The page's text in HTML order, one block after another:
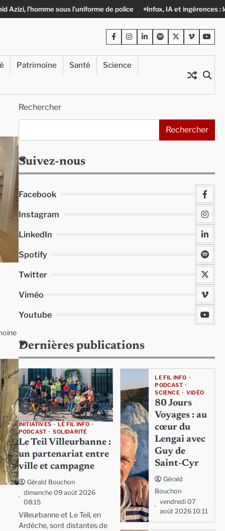
de police Infox, IA et ingérences : le journalisme peut-il encore
Facebook
Instagram
LinkedInSpotifyTwitterViméo
Patrimoine Santé Science
Rechercher
Rechercher
Suivez-nous
Facebook
Instagram
LinkedIn
Spotify
Twitter
Viméo
Youtube
Dernières publications
INITIATIVES
LE FIL INFO
PODCAST
SOLIDARITÉ
Le Teil Villeurbanne :
un partenariat entre
ville et campagne
Gérald Bouchon
dimanche 09 août 2026
08:15
Villeurbanne et Le Teil, en
Ardèche, sont distantes de
LE FIL INFO
PODCAST
SCIENCE
VIDÉO
80 Jours
Voyages : au
cœur du
Lengai avec
Guy de
Saint-Cyr
Gérald
Bouchon
vendredi 07
août 2026 10:11